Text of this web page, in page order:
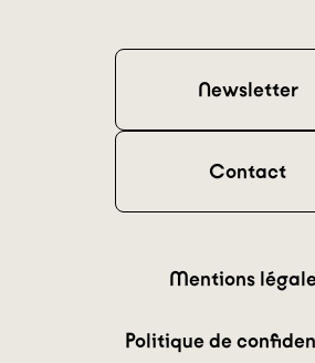
Newsletter
Contact
Mentions
Politique de